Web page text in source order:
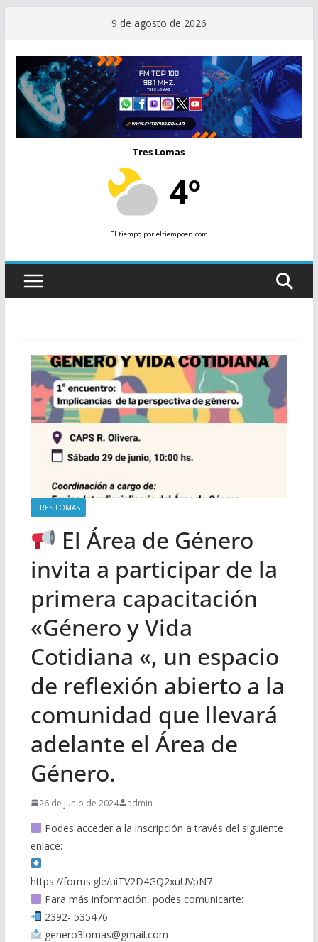
contenido
9 de agosto de 2026
Tres Lomas
4º
El tiempopor eltiempoen.com
TRES LOMAS
El Área de Género
invita a participar de la
primera capacitación
«Género y Vida
Cotidiana «, un espacio
de reflexión abierto a la
comunidad que llevará
adelante el Área de
Género.
26 de junio de 2024 admin
Podes acceder a la inscripción a través del siguiente
enlace:
https://forms.gle/uiTV2D4GQ2xuUVpN7
Para más información, podes comunicarte:
2392- 535476
genero3lomas@gmail.com